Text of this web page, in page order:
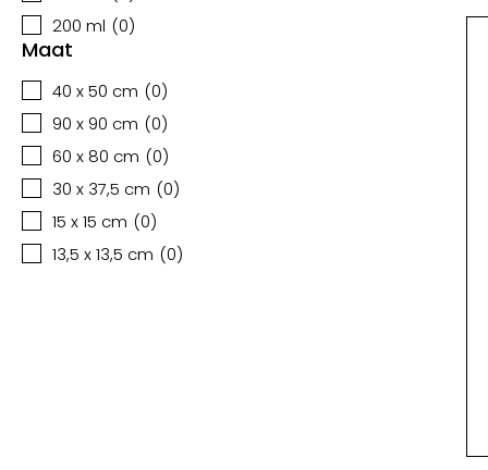
200 ml (0)
Maat
40 x 50 cm (0)
90 x 90 cm (0)
60 x 80 cm (0)
30 x 37,5 cm (0)
15 x 15 cm (0)
13,5 x 13,5 cm (0)